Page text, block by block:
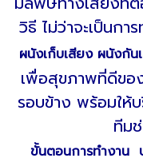
วิธี ไม่ว่าจะเป็นกา
ผนังเก็บเสียง ผนังกั
เพื่อสุขภาพที่ดีขอ
รอบข้าง พร้อมให้บ
ทีม
ขั้นตอนการทำงาน